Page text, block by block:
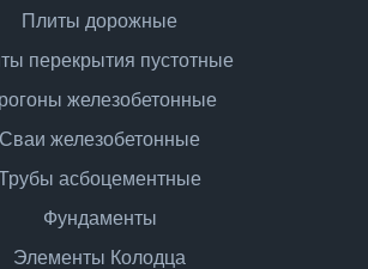
Плиты дорожные
перекрытия пустотные
железобетонные
Сваи железобетонные
асбоцементные
Фундаменты
Элементы Колодца